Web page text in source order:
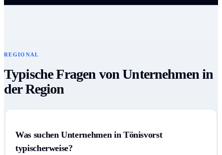
REGIONAL
Typische Fragen von Unternehmen in
der Region
Was suchen Unternehmen in Tönisvorst
typischerweise?